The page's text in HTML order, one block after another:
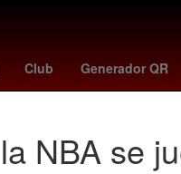
Club Generador QR
estadounidense Gobierno
NBA se